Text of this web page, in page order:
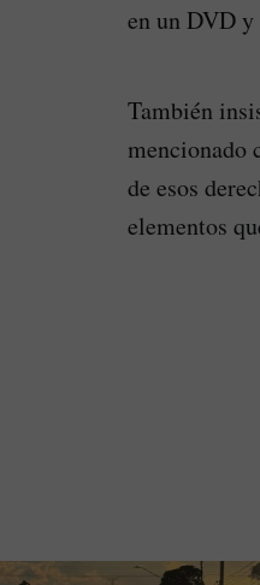
en un DVD
También
mencionado
de esos
elementos